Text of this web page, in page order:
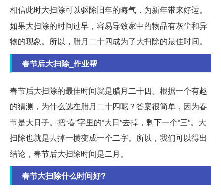
相信此时大扫除可以驱除旧年的晦气，为新年带来好运。
如果大扫除的时间过早，容易导致家中的物品有灰尘和异
物的现象。所以，腊月二十四成为了大扫除的最佳时间。
春节后大扫除_作业帮
春节后大扫除的最佳时间就是腊月二十四。根据一个有趣
的猜测，为什么选在腊月二十四呢？答案很简单，因为春
节是大日子。把“春”字里的“大日”去掉，剩下一个“三”。大
扫除也就是去掉一横变成一个二字。所以，我们可以得出
结论，春节后大扫除时间是二月。
春节大扫除什么时间好?